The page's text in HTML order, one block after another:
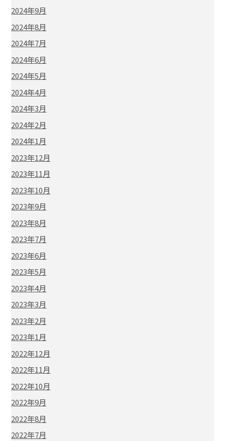
2024年9月
2024年8月
2024年7月
2024年6月
2024年5月
2024年4月
2024年3月
2024年2月
2024年1月
2023年12月
2023年11月
2023年10月
2023年9月
2023年8月
2023年7月
2023年6月
2023年5月
2023年4月
2023年3月
2023年2月
2023年1月
2022年12月
2022年11月
2022年10月
2022年9月
2022年8月
2022年7月